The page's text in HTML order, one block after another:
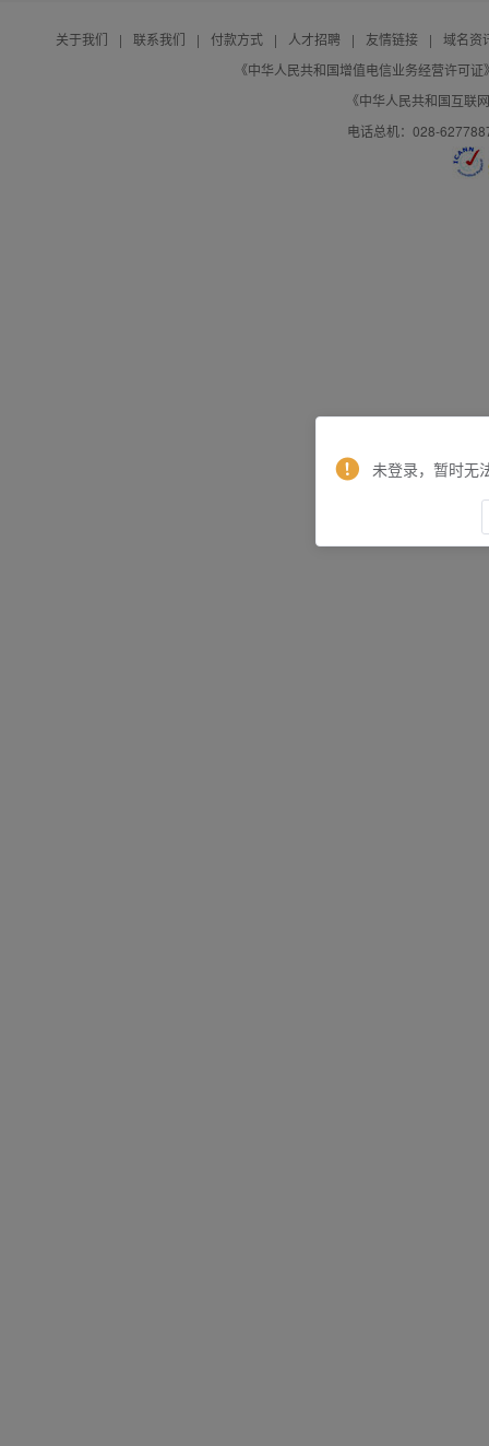
关于我们 | 联系我们 | 付款方式 | 人才招聘 | 友情链接 |
域名资
《中华人民共和国增值电信业务经营许可
《中华人民共和国互联
电话总机：028-
未登录，暂时无